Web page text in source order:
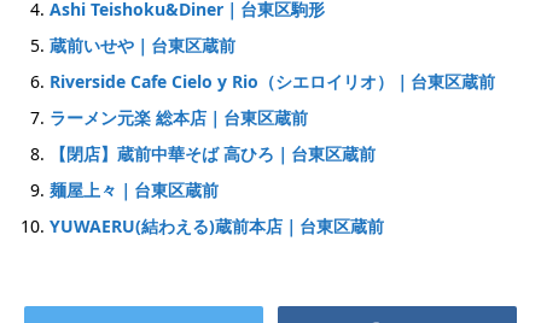
Ashi Teishoku&Diner｜台東区駒形
蔵前いせや｜台東区蔵前
Riverside Cafe Cielo y Rio（シエロイリオ）｜台東区蔵前
ラーメン元楽 総本店｜台東区蔵前
【閉店】蔵前中華そば 高ひろ｜台東区蔵前
麺屋上々｜台東区蔵前
YUWAERU(結わえる)蔵前本店｜台東区蔵前